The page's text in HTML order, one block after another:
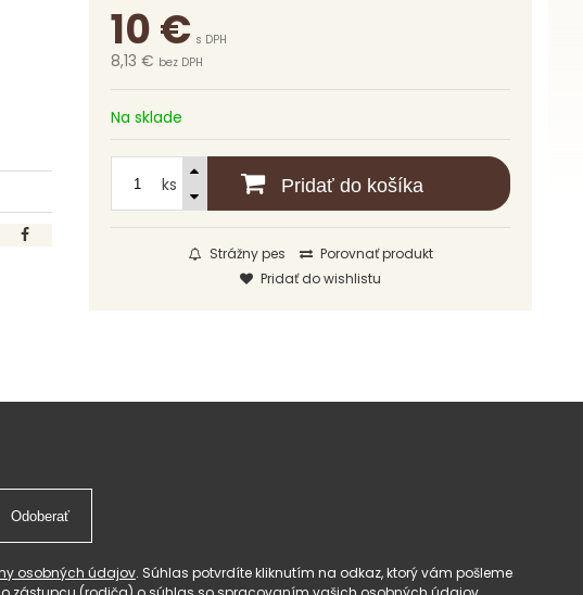
10€ s DPH
8,13 € bez DPH
Na sklade
ks Pridať do košíka
Strážny pes
Porovnať produkt
Pridať do wishlistu
Odoberať
osobných údajov. Súhlas potvrdíte kliknutím na odkaz, ktorý vám pošleme